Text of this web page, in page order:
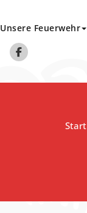
Unsere Feuerwehr
Start